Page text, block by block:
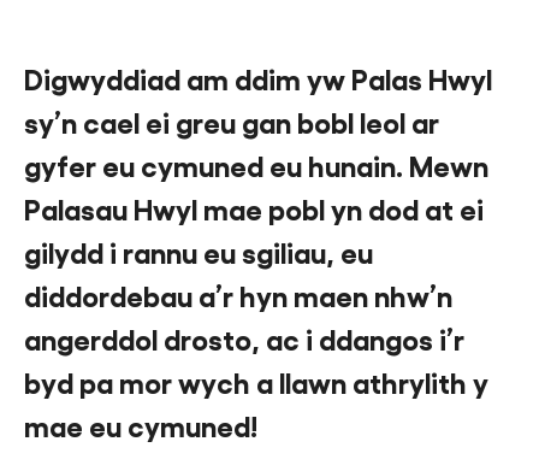
English
Mewngofnodi
Digwyddiad am ddim yw Palas Hwyl
sy’n cael ei greu gan bobl leol ar
gyfer eu cymuned eu hunain. Mewn
Palasau Hwyl mae pobl yn dod at ei
gilydd i rannu eu sgiliau, eu
diddordebau a’r hyn maen nhw’n
angerddol drosto, ac i ddangos i’r
byd pa mor wych a llawn athrylith y
mae eu cymuned!